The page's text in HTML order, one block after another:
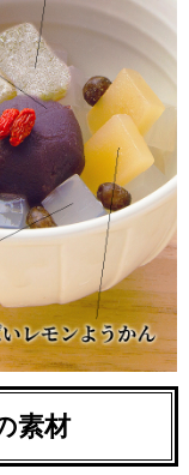
素材